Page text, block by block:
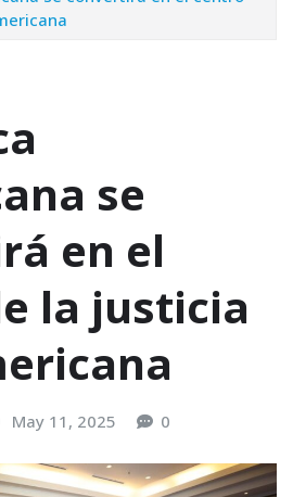
se
en el
la justicia
May 11, 2025 0